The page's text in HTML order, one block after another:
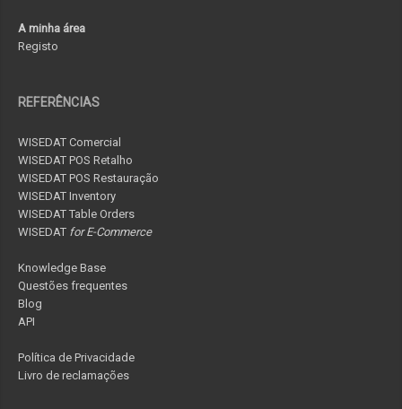
A minha área
Registo
REFERÊNCIAS
WISEDAT Comercial
WISEDAT POS Retalho
WISEDAT POS Restauração
WISEDAT Inventory
WISEDAT Table Orders
WISEDAT for E-Commerce
Knowledge Base
Questões frequentes
Blog
API
Política de Privacidade
Livro de reclamações